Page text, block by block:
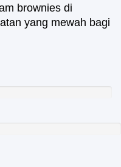
brownies di
yang mewah bagi